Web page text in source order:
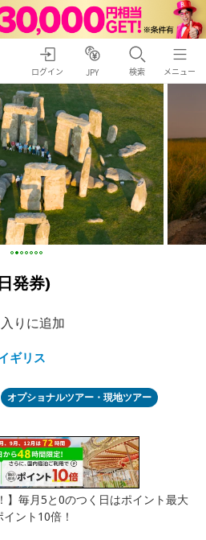
ログイン JPY 検索 メニュー
発券)
りに追加
ギリス
オプショナルツアー・現地ツアー
】毎月5と0のつく日はポイント最大
ント10倍！